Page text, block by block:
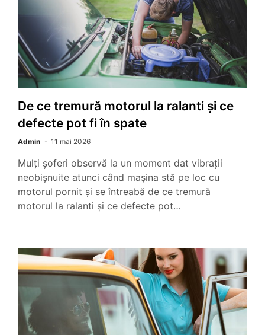
De ce tremură motorul la ralanti și ce
defecte pot fi în spate
Admin 11 mai 2026
Mulți șoferi observă la un moment dat vibrații
neobișnuite atunci când mașina stă pe loc cu
motorul pornit și se întreabă de ce tremură
motorul la ralanti și ce defecte pot…